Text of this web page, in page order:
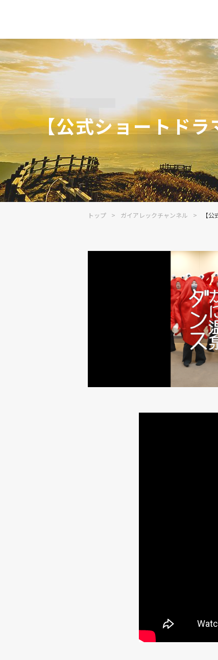
【公式ショートド
トップ ガイアレックチャンネル 【